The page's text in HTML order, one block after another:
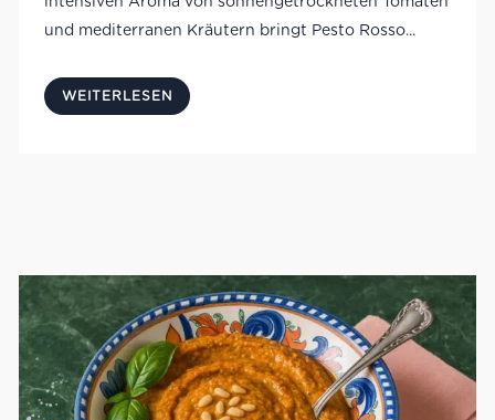
und mediterranen Kräutern bringt Pesto Rosso...
WEITERLESEN